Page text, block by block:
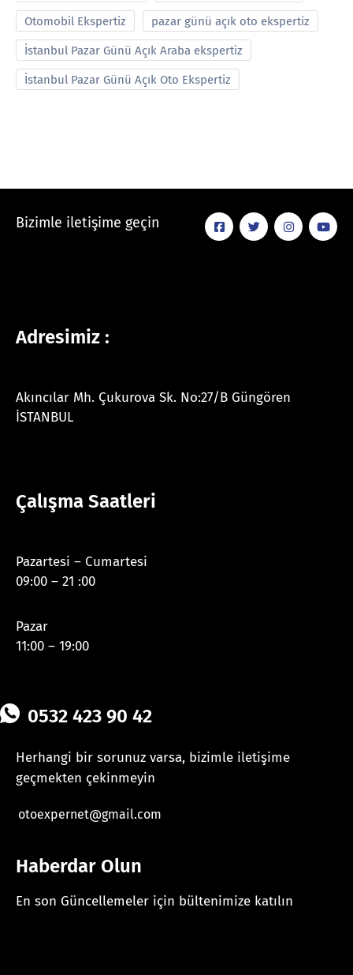
Otomobil Ekspertiz pazar günü açık oto ekspertiz
İstanbul Pazar Günü Açık Araba ekspertiz
İstanbul Pazar Günü Açık Oto Ekspertiz
Bizimle iletişime geçin
Adresimiz :
Akıncılar Mh. Çukurova Sk. No:27/B Güngören
İSTANBUL
Çalışma Saatleri
Pazartesi – Cumartesi
09:00 – 21 :00
Pazar
11:00 – 19:00
0532 423 90 42
Herhangi bir sorunuz varsa, bizimle iletişime
geçmekten çekinmeyin
otoexpernet@gmail.com
Haberdar Olun
En son Güncellemeler için bültenimize katılın